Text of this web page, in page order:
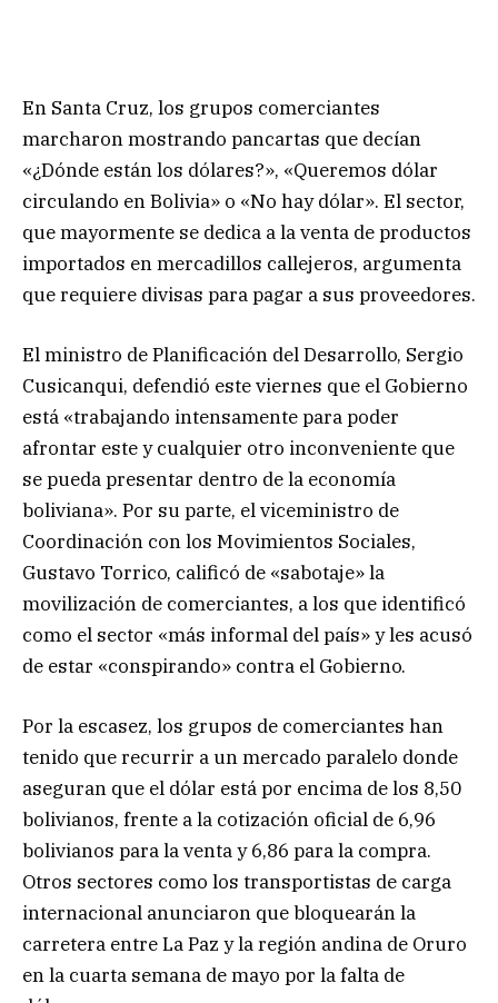
En Santa Cruz, los grupos comerciantes
marcharon mostrando pancartas que decían
«¿Dónde están los dólares?», «Queremos dólar
circulando en Bolivia» o «No hay dólar». El sector,
que mayormente se dedica a la venta de productos
importados en mercadillos callejeros, argumenta
que requiere divisas para pagar a sus proveedores.
El ministro de Planificación del Desarrollo, Sergio
Cusicanqui, defendió este viernes que el Gobierno
está «trabajando intensamente para poder
afrontar este y cualquier otro inconveniente que
se pueda presentar dentro de la economía
boliviana». Por su parte, el viceministro de
Coordinación con los Movimientos Sociales,
Gustavo Torrico, calificó de «sabotaje» la
movilización de comerciantes, a los que identificó
como el sector «más informal del país» y les acusó
de estar «conspirando» contra el Gobierno.
Por la escasez, los grupos de comerciantes han
tenido que recurrir a un mercado paralelo donde
aseguran que el dólar está por encima de los 8,50
bolivianos, frente a la cotización oficial de 6,96
bolivianos para la venta y 6,86 para la compra.
Otros sectores como los transportistas de carga
internacional anunciaron que bloquearán la
carretera entre La Paz y la región andina de Oruro
en la cuarta semana de mayo por la falta de